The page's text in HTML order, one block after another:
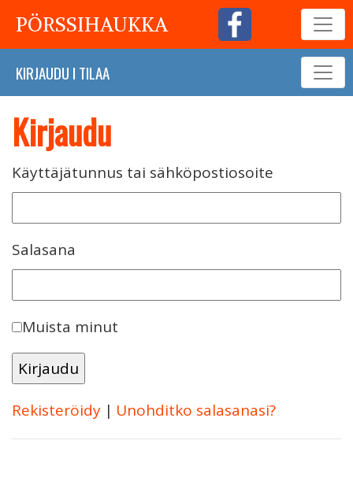
PÖRSSIHAUKKA
KIRJAUDU I TILAA
Kirjaudu
Käyttäjätunnus tai sähköpostiosoite
Salasana
Muista minut
Rekisteröidy | Unohditko salasanasi?